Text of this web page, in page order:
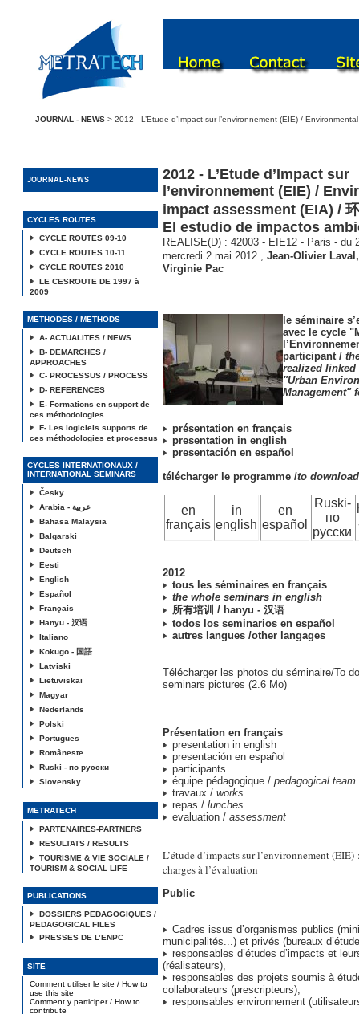
JOURNAL - NEWS > 2012 - L’Etude d’Impact sur l’environnement (EIE) /
JOURNAL-NEWS
CYCLES ROUTES
CYCLE ROUTES 09-10
CYCLE ROUTES 10-11
CYCLE ROUTES 2010
LE CESROUTE DE 1997 à
2009
METHODES / METHODS
A- ACTUALITES / NEWS
B- DEMARCHES /
APPROACHES
C- PROCESSUS / PROCESS
D- REFERENCES
E- Formations en support de
ces méthodologies
F- Les logiciels supports de
ces méthodologies et processus
CYCLES INTERNATIONAUX /
INTERNATIONAL SEMINARS
Česky
Arabia - عربية
Bahasa Malaysia
Balgarski
Deutsch
Eesti
English
Español
Français
Hanyu - 汉语
Italiano
Kokugo - 国語
Latviski
Lietuviskai
Magyar
Nederlands
Polski
Portugues
Româneste
Ruski - по русски
Slovensky
METRATECH
PARTENAIRES-PARTNERS
RESULTATS / RESULTS
TOURISME & VIE SOCIALE /
TOURISM & SOCIAL LIFE
PUBLICATIONS
DOSSIERS PEDAGOGIQUES /
PEDAGOGICAL FILES
PRESSES DE L’ENPC
SITE
Comment utiliser le site / How to
use this site
Comment y participer / How to
contribute
2012 - L’Etude d’Impact sur
l’environnement (EIE) /
impact assessment (EIA) /
El estudio de impactos
REALISE(D) : 42003 - EIE12 - Paris - du
mercredi 2 mai 2012 , Jean-Olivier Laval
Virginie Pac
le séminaire
avec le cycle
participant /
realized linked
"Urban
Management"
présentation en français
presentation in english
presentación en español
télécharger le programme /to
en
français
in
english
en
español
Ruski-
по
русски
2012
tous les séminaires en français
the whole seminars in english
所有培训 / hanyu - 汉语
todos los seminarios en español
autres langues /other langages
Télécharger les photos du séminaire/To
seminars pictures (2.6 Mo)
Présentation en français
presentation in english
presentación en español
participants
équipe pédagogique / pedagogical team
travaux / works
repas / lunches
evaluation / assessment
L’étude d’impacts sur l’environnement (EIE)
charges à l’évaluation
Public
Cadres issus d’organismes publics
municipalités...) et privés (bureaux
responsables d’études d’impacts et
(réalisateurs),
responsables des projets soumis à
collaborateurs (prescripteurs),
responsables environnement